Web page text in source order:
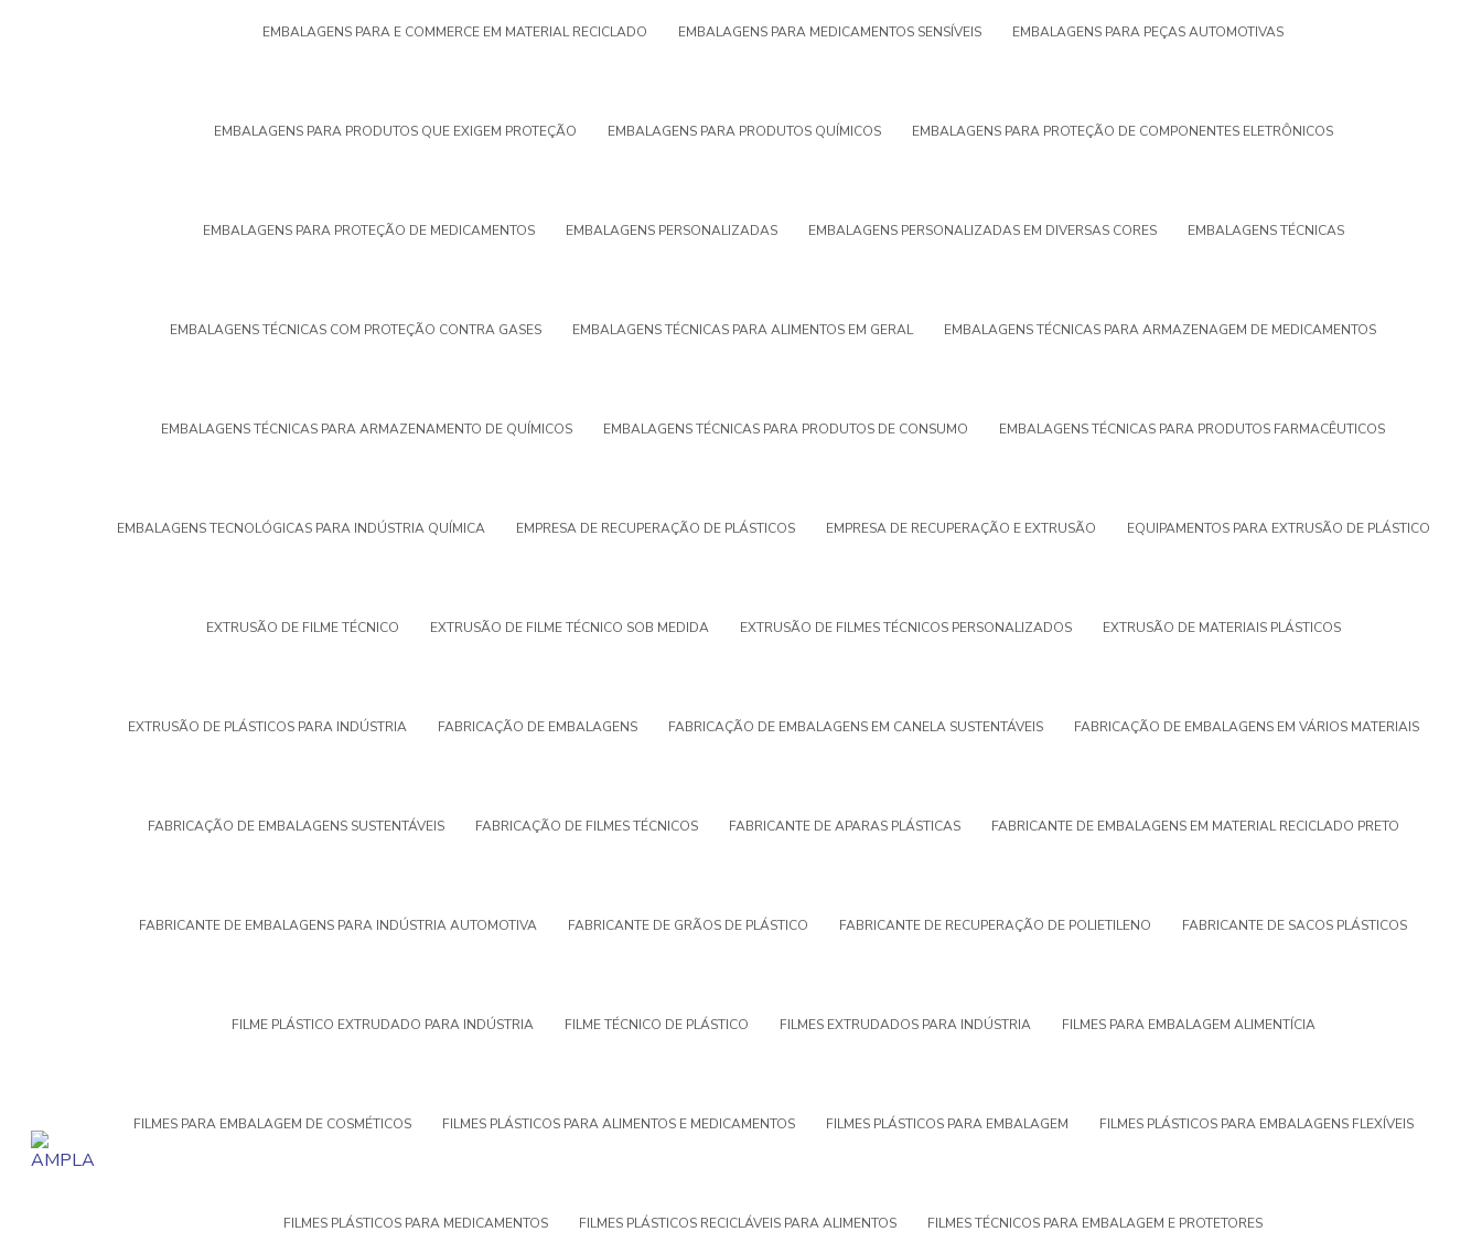
EMBALAGENS PARA E COMMERCE EM MATERIAL RECICLADO EMBALAGENS PARA MEDICAMENTOS SENSÍVEIS EMBALAGENS PARA PEÇAS AUTOMOTIVAS
EMBALAGENS PARA PRODUTOS QUE EXIGEM PROTEÇÃO EMBALAGENS PARA PRODUTOS QUÍMICOS EMBALAGENS PARA PROTEÇÃO DE COMPONENTES ELETRÔNICOS
EMBALAGENS PARA PROTEÇÃO DE MEDICAMENTOS EMBALAGENS PERSONALIZADAS EMBALAGENS PERSONALIZADAS EM DIVERSAS CORES EMBALAGENS TÉCNICAS
EMBALAGENS TÉCNICAS COM PROTEÇÃO CONTRA GASES EMBALAGENS TÉCNICAS PARA ALIMENTOS EM GERAL EMBALAGENS TÉCNICAS PARA ARMAZENAGEM DE MEDICAMENTOS
EMBALAGENS TÉCNICAS PARA ARMAZENAMENTO DE QUÍMICOS EMBALAGENS TÉCNICAS PARA PRODUTOS DE CONSUMO EMBALAGENS TÉCNICAS PARA PRODUTOS FARMACÊUTICOS
EMBALAGENS TECNOLÓGICAS PARA INDÚSTRIA QUÍMICA EMPRESA DE RECUPERAÇÃO DE PLÁSTICOS EMPRESA DE RECUPERAÇÃO E EXTRUSÃO EQUIPAMENTOS PARA EXTRUSÃO DE PLÁSTICO
EXTRUSÃO DE FILME TÉCNICO EXTRUSÃO DE FILME TÉCNICO SOB MEDIDA EXTRUSÃO DE FILMES TÉCNICOS PERSONALIZADOS EXTRUSÃO DE MATERIAIS PLÁSTICOS
EXTRUSÃO DE PLÁSTICOS PARA INDÚSTRIA FABRICAÇÃO DE EMBALAGENS FABRICAÇÃO DE EMBALAGENS EM CANELA SUSTENTÁVEIS FABRICAÇÃO DE EMBALAGENS EM VÁRIOS MATERIAIS
FABRICAÇÃO DE EMBALAGENS SUSTENTÁVEIS FABRICAÇÃO DE FILMES TÉCNICOS FABRICANTE DE APARAS PLÁSTICAS FABRICANTE DE EMBALAGENS EM MATERIAL RECICLADO PRETO
FABRICANTE DE EMBALAGENS PARA INDÚSTRIA AUTOMOTIVA FABRICANTE DE GRÃOS DE PLÁSTICO FABRICANTE DE RECUPERAÇÃO DE POLIETILENO FABRICANTE DE SACOS PLÁSTICOS
FILME PLÁSTICO EXTRUDADO PARA INDÚSTRIA FILME TÉCNICO DE PLÁSTICO FILMES EXTRUDADOS PARA INDÚSTRIA FILMES PARA EMBALAGEM ALIMENTÍCIA
FILMES PARA EMBALAGEM DE COSMÉTICOS FILMES PLÁSTICOS PARA ALIMENTOS E MEDICAMENTOS FILMES PLÁSTICOS PARA EMBALAGEM FILMES PLÁSTICOS PARA EMBALAGENS FLEXÍVEIS
FILMES PLÁSTICOS PARA MEDICAMENTOS FILMES PLÁSTICOS RECICLÁVEIS PARA ALIMENTOS FILMES TÉCNICOS PARA EMBALAGEM E PROTETORES